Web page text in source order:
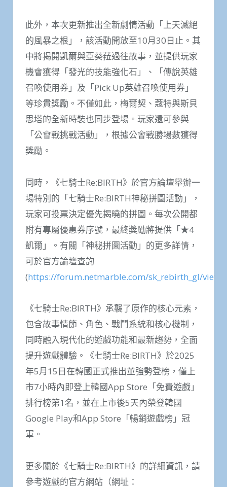
此外，本次更新推出全新劇情活動「上天滅絕
的風暴之根」，該活動開放至10月30日止。其
中將揭開凱爾與亞葵菈過往故事，並提供玩家
機會獲得「發光的技能強化石」、「傳說英雄
召喚使用券」及「Pick Up英雄召喚使用券」
等珍貴獎勵。不僅如此，梅爾契、蔻特與斯貝
思塔的全新時裝也同步登場。玩家還可參與
「公會戰挑戰活動」，根據公會戰勝場數獲得
獎勵。
同時，《七騎士Re:BIRTH》於官方論壇舉辦一
場特別的「七騎士Re:BIRTH神秘拼圖活動」，
玩家可投票決定優先揭曉的拼圖。每次公開都
附有專屬優惠券序號，最終獎勵將提供「★4
凱爾」。有關「神秘拼圖活動」的更多詳情，
可於官方論壇查詢
(https://forum.netmarble.com/sk_rebirth_gl/view/
《七騎士Re:BIRTH》承襲了原作的核心元素，
包含故事情節、角色、戰鬥系統和核心機制，
同時融入現代化的遊戲功能和最新趨勢，全面
提升遊戲體驗。《七騎士Re:BIRTH》於2025
年5月15日在韓國正式推出並強勢登榜，僅上
市7小時內即登上韓國App Store「免費遊戲」
排行榜第1名，並在上市後5天內榮登韓國
Google Play和App Store「暢銷遊戲榜」冠
軍。
更多關於《七騎士Re:BIRTH》的詳細資訊，請
參考遊戲的官方網站（網址：